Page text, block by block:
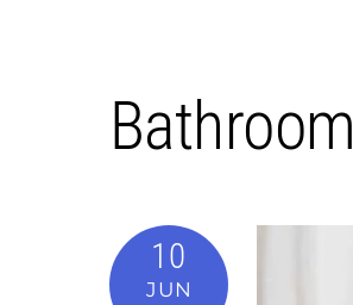
Bathroom
10
JUN